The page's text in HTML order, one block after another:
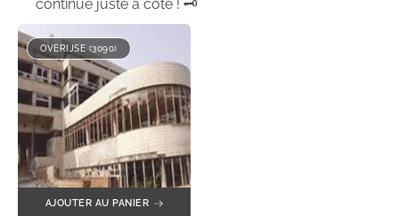
continue juste à côté ! 🗝️
OVERIJSE (3090)
AJOUTER AU PANIER